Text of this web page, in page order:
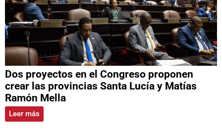
Dos proyectos en el Congreso proponen
crear las provincias Santa Lucía y Matías
Ramón Mella
Leer más